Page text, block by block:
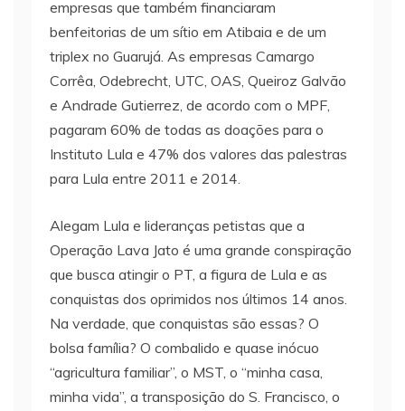
empresas que também financiaram
benfeitorias de um sítio em Atibaia e de um
triplex no Guarujá. As empresas Camargo
Corrêa, Odebrecht, UTC, OAS, Queiroz Galvão
e Andrade Gutierrez, de acordo com o MPF,
pagaram 60% de todas as doações para o
Instituto Lula e 47% dos valores das palestras
para Lula entre 2011 e 2014.
Alegam Lula e lideranças petistas que a
Operação Lava Jato é uma grande conspiração
que busca atingir o PT, a figura de Lula e as
conquistas dos oprimidos nos últimos 14 anos.
Na verdade, que conquistas são essas? O
bolsa família? O combalido e quase inócuo
“agricultura familiar”, o MST, o “minha casa,
minha vida”, a transposição do S. Francisco, o